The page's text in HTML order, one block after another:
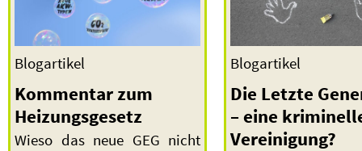
Blogartikel
Kommentar zum
Heizungsgesetz
Wieso das neue GEG nicht
Blogartikel
Die Letzte
– eine
Vereinigung?